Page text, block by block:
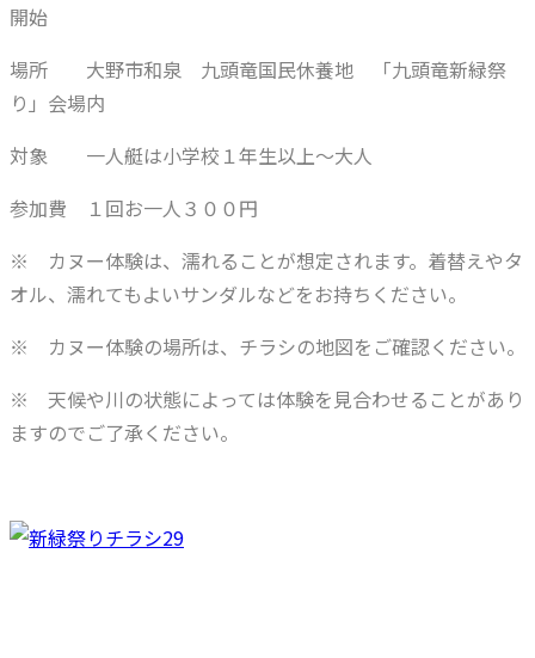
開始
場所 大野市和泉 九頭竜国民休養地 「九頭竜新緑祭
り」会場内
対象 一人艇は小学校１年生以上～大人
参加費 １回お一人３００円
※ カヌー体験は、濡れることが想定されます。着替えやタ
オル、濡れてもよいサンダルなどをお持ちください。
※ カヌー体験の場所は、チラシの地図をご確認ください。
※ 天候や川の状態によっては体験を見合わせることがあり
ますのでご了承ください。